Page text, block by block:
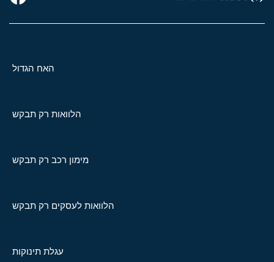
האח הגדול
הלוואות רק תבקש
מימון רכב רק תבקש
הלוואות לעסקים רק תבקש
עגלת תינוקות